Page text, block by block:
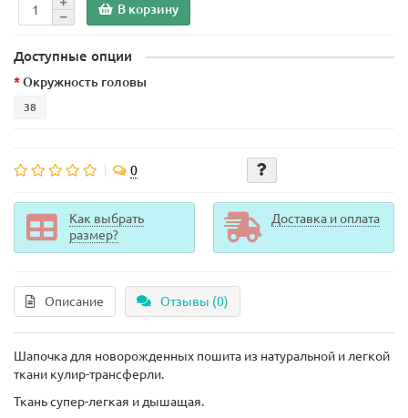
В корзину
Доступные опции
Окружность головы
38
0
Как выбрать
размер?
Доставка и оплата
Описание Отзывы (0)
Шапочка для новорожденных пошита из натуральной и легкой
ткани кулир-трансферли.
Ткань супер-легкая и дышащая.